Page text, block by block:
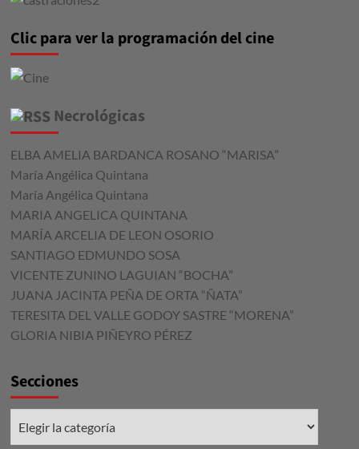
Clic para ver la programación del cine
Necrológicas
ELBA AMELIA BARDANCA ROSANO “MARISA”
María Angélica Quintana
María Angélica Quintana
MARIA ANGELICA QUINTANA
MARÍA ARCELIA DE LEON OSORIO
SANTIAGO EDMUNDO SOSA
VICENTE ZUNINO LAGUIAN “BOCHA”
JUANA JACINTA PEÑA DE ORTA “ÑATA”
TERESITA DEL VALLE GODOY SASTRE “MORENA”
GLORIA NIBIA PIÑEYRO PÉREZ
Secciones